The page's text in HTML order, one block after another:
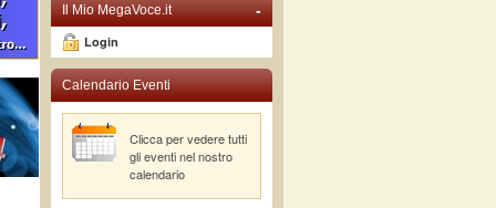
-
Il Mio MegaVoce.it
Login
Calendario Eventi
Clicca per vedere tutti
gli eventi nel nostro
calendario